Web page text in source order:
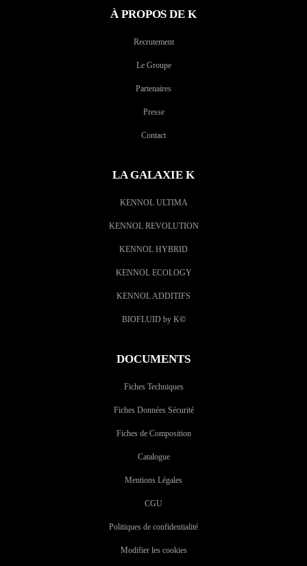
À PROPOS DE K
Recrutement
Le Groupe
Partenaires
Presse
Contact
LA GALAXIE K
KENNOL ULTIMA
KENNOL REVOLUTION
KENNOL HYBRID
KENNOL ECOLOGY
KENNOL ADDITIFS
BIOFLUID by K©
DOCUMENTS
Fiches Techniques
Fiches Données Sécurité
Fiches de Composition
Catalogue
Mentions Légales
CGU
Politiques de confidentialité
Modifier les cookies